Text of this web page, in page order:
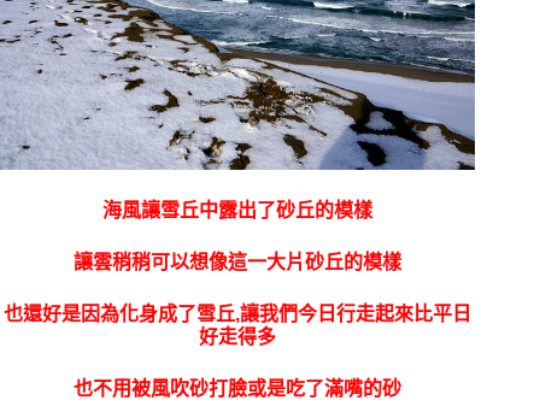
海風讓雪丘中露出了砂丘的模樣
讓雲稍稍可以想像這一大片砂丘的模樣
也還好是因為化身成了雪丘,讓我們今日行走起來比平日
好走得多
也不用被風吹砂打臉或是吃了滿嘴的砂